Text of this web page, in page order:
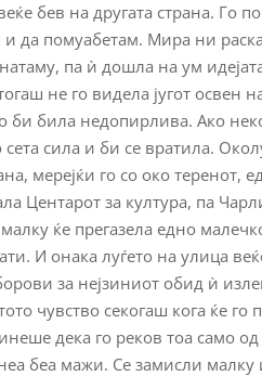
бев на другата страна. Го
да помуабетам. Мира ни
па ѝ дошла на ум
не го видела југот освен
била недопирлива. Ако
сила и би се вратила.
мерејќи го со око теренот,
Центарот за култура, па
ќе прегазела едно
И онака луѓето на улица
за нејзиниот обид ѝ
чувство секогаш кога ќе
дека го реков тоа само од
беа мажи. Се замисли малку